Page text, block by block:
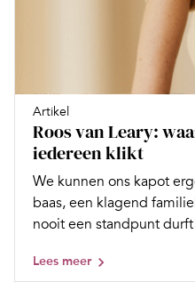
Artikel
Roos van Leary:
iedereen klikt
We kunnen ons kapot
baas, een klagend
nooit een standpunt durft
Lees meer